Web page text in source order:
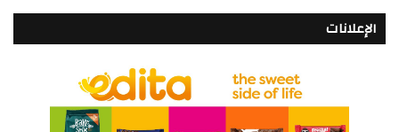
الإعلانات